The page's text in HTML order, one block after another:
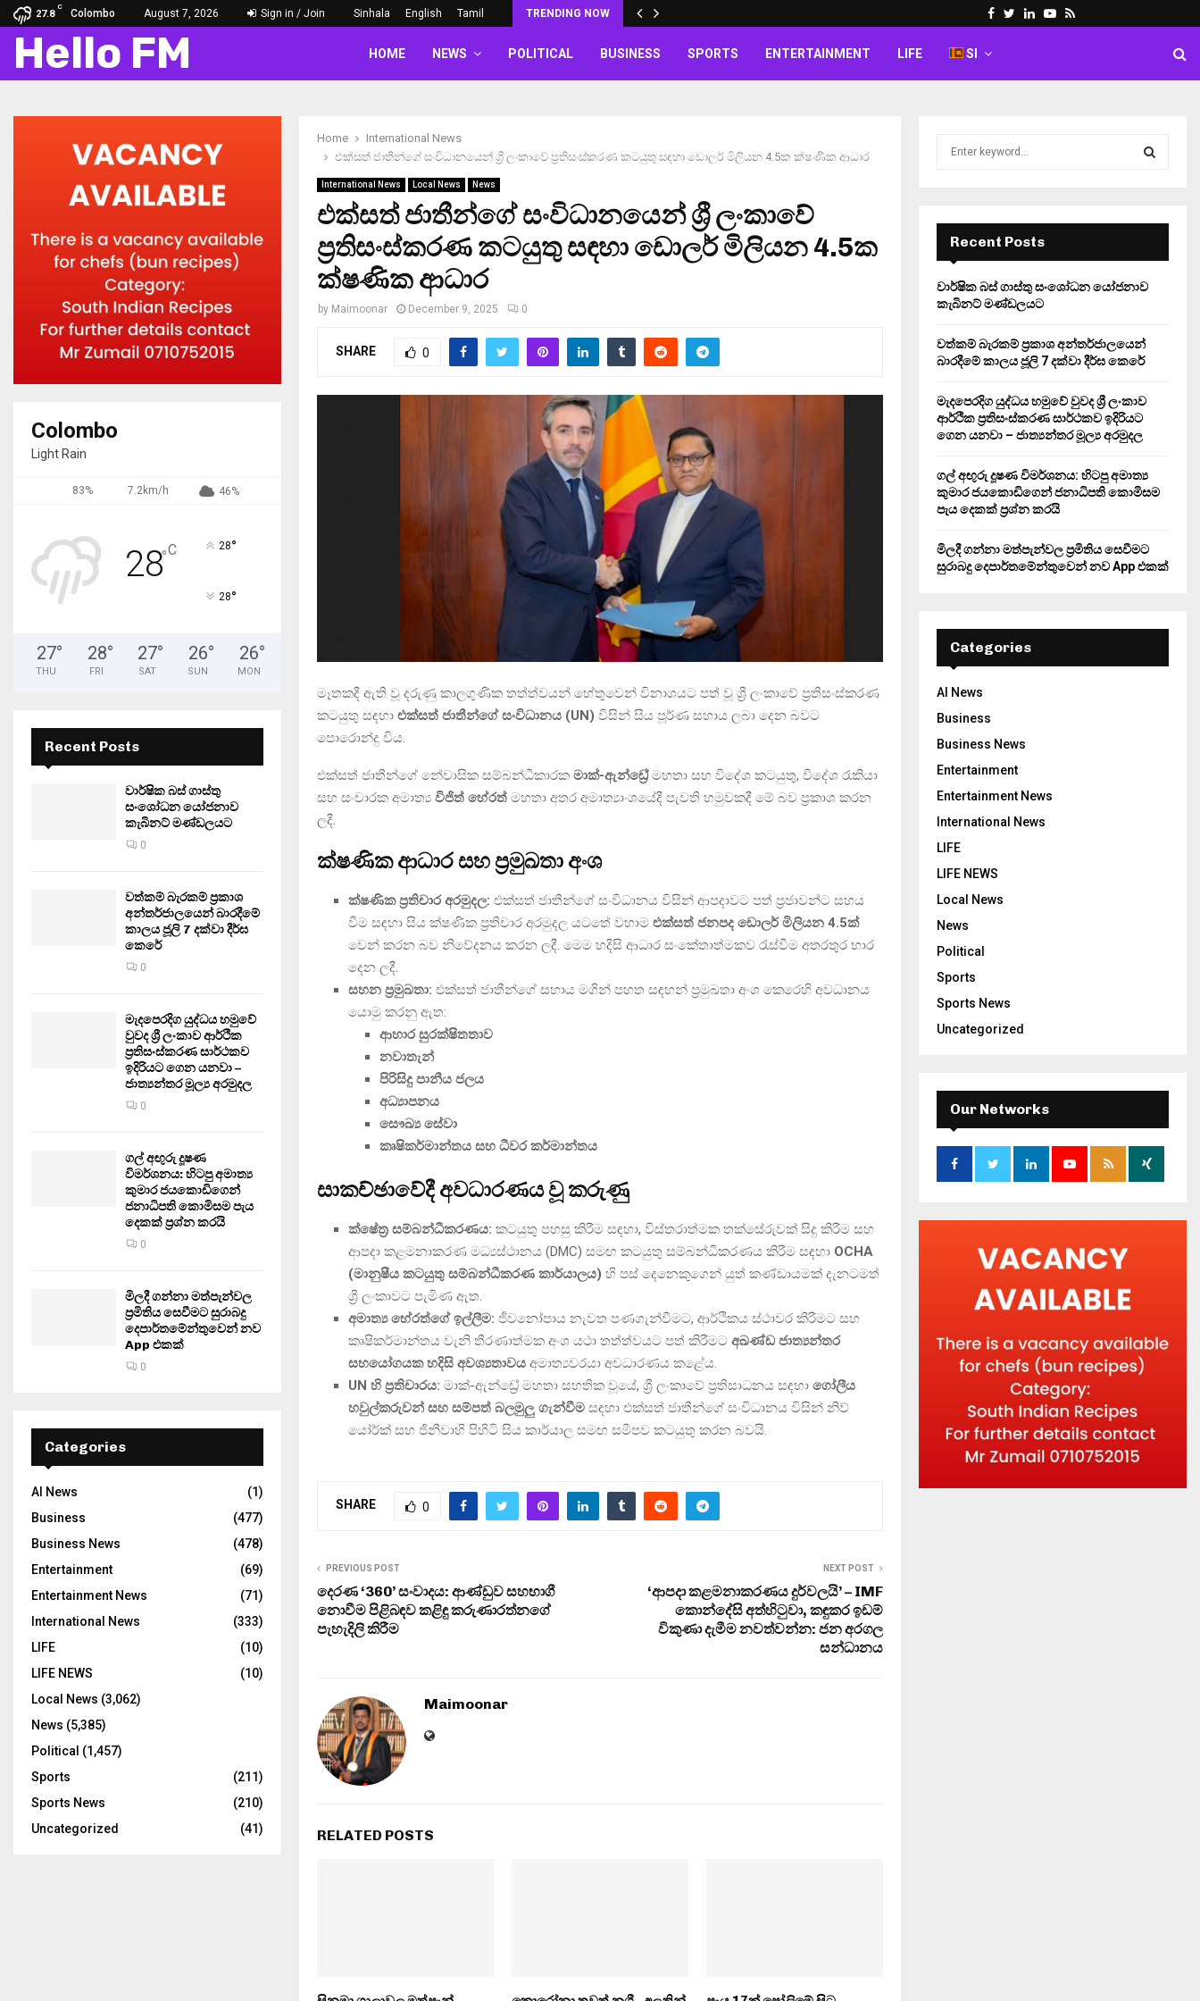
27.8
C
Colombo August 7, 2026 Sign in / Join Sinhala English Tamil TRENDING NOW Facebook
Twitter
LinkedinYoutube
Rss
Hello FM HOME NEWS POLITICAL BUSINESS SPORTS ENTERTAINMENT LIFE SI
Home
International News
එක්සත් ජාතීන්ගේ සංවිධානයෙන් ශ්‍රී ලංකාවේ ප්‍රතිසංස්කරණ කටයුතු සඳහා ඩොලර් මිලියන 4.5ක ක්ෂණික ආධාර
International News Local News News
එක්සත් ජාතීන්ගේ සංවිධානයෙන් ශ්‍රී ලංකාවේ
ප්‍රතිසංස්කරණ කටයුතු සඳහා ඩොලර් මිලියන 4.5ක
ක්ෂණික ආධාර
by Maimoonar December 9, 2025 0
SHARE 0
මෑතකදී ඇති වූ දරුණු කාලගුණික තත්ත්වයන් හේතුවෙන් විනාශයට පත් වූ ශ්‍රී ලංකාවේ ප්‍රතිසංස්කරණ
කටයුතු සඳහා එක්සත් ජාතීන්ගේ සංවිධානය (UN) විසින් සිය පූර්ණ සහාය ලබා දෙන බවට
පොරොන්දු විය.
එක්සත් ජාතීන්ගේ නේවාසික සම්බන්ධීකාරක මාක්-ඇන්ඩ්‍රේමහතා සහ විදේශ කටයුතු, විදේශ රැකියා
සහ සංචාරක අමාත්‍ය විජිත් හේරත් මහතා අතර අමාත්‍යාංශයේදී පැවති හමුවකදී මේ බව ප්‍රකාශ කරන
ලදී.
ක්ෂණික ආධාර සහ ප්‍රමුඛතා අංශ
ක්ෂණික ප්‍රතිචාර අරමුදල: එක්සත් ජාතීන්ගේ සංවිධානය විසින් ආපදාවට පත් ප්‍රජාවන්ට සහය
වීම සඳහා සිය ක්ෂණික ප්‍රතිචාර අරමුදල යටතේ වහාම එක්සත් ජනපද ඩොලර් මිලියන 4.5ක්
වෙන් කරන බව නිවේදනය කරන ලදී. මෙම හදිසි ආධාර සංකේතාත්මකව රැස්වීම අතරතුර භාර
දෙන ලදී.
සහන ප්‍රමුඛතා: එක්සත් ජාතීන්ගේ සහාය මගින් පහත සඳහන් ප්‍රමුඛතා අංශ කෙරෙහි අවධානය
යොමු කරනු ඇත:
ආහාර සුරක්ෂිතතාව
නවාතැන්
පිරිසිදු පානීය ජලය
අධ්‍යාපනය
සෞඛ්‍ය සේවා
කෘෂිකර්මාන්තය සහ ධීවර කර්මාන්තය
සාකච්ඡාවේදී අවධාරණය වූ කරුණු
ක්ෂේත්‍ර සම්බන්ධීකරණය: කටයුතු පහසු කිරීම සඳහා, විස්තරාත්මක තක්සේරුවක් සිදු කිරීම සහ
ආපදා කළමනාකරණ මධ්‍යස්ථානය (DMC) සමඟ කටයුතු සම්බන්ධීකරණය කිරීම සඳහා OCHA
(මානුෂීය කටයුතු සම්බන්ධීකරණ කාර්යාලය) හි පස් දෙනෙකුගෙන් යුත් කණ්ඩායමක් දැනටමත්
ශ්‍රී ලංකාවට පැමිණ ඇත.
අමාත්‍ය හේරත්ගේ ඉල්ලීම: ජීවනෝපාය නැවත පණගැන්වීමට, ආර්ථිකය ස්ථාවර කිරීමට සහ
කෘෂිකර්මාන්තය වැනි තීරණාත්මක අංශ යථා තත්ත්වයට පත් කිරීමට අඛණ්ඩ ජාත්‍යන්තර
සහයෝගයක හදිසි අවශ්‍යතාවය අමාත්‍යවරයා අවධාරණය කළේය.
UN හි ප්‍රතිචාරය: මාක්-ඇන්ඩ්‍රේ මහතා සහතික වූයේ, ශ්‍රී ලංකාවේ ප්‍රතිසාධනය සඳහා ගෝලීය
හවුල්කරුවන් සහ සම්පත් බලමුලු ගැන්වීම සඳහා එක්සත් ජාතීන්ගේ සංවිධානය විසින් නිව්
යෝර්ක් සහ ජිනීවාහි පිහිටි සිය කාර්යාල සමඟ සමීපව කටයුතු කරන බවයි.
SHARE 0
PREVIOUS POST
දෙරණ ‘360’ සංවාදය: ආණ්ඩුව සහභාගී
නොවීම පිළිබඳව කළිඳු කරුණාරත්නගේ
පැහැදිලි කිරීම
NEXT POST
‘ආපදා කළමනාකරණය දුර්වලයි’ – IMF
කොන්දේසි අත්හිටුවා, කඳුකර ඉඩම්
විකුණා දැමීම නවත්වන්න: ජන අරගල
සන්ධානය
Maimoonar
RELATED POSTS
Colombo
Light Rain
83% 7.2km/h 46%
28°C 28°
28°
27°
THU
28°
FRI
27°
SAT
26°
SUN
26°
MON
Recent Posts
වාර්ෂික බස් ගාස්තු
සංශෝධන යෝජනාව
කැබිනට් මණ්ඩලයට
0
වත්කම් බැරකම් ප්‍රකාශ
අන්තර්ජාලයෙන් බාරදීමේ
කාලය ජූලි 7 දක්වා දීර්ඝ
කෙරේ
0
මැදපෙරදිග යුද්ධය හමුවේ
වුවද ශ්‍රී ලංකාව ආර්ථික
ප්‍රතිසංස්කරණ සාර්ථකව
ඉදිරියට ගෙන යනවා –
ජාත්‍යන්තර මූල්‍ය අරමුදල
0
ගල් අඟුරු දූෂණ
විමර්ශනය: හිටපු අමාත්‍ය
කුමාර ජයකොඩිගෙන්
ජනාධිපති කොමිසම පැය
දෙකක් ප්‍රශ්න කරයි
0
මිලදී ගන්නා මත්පැන්වල
ප්‍රමිතිය සෙවීමට සුරාබදු
දෙපාර්තමේන්තුවෙන් නව
App එකක්
0
Categories
AI News
(1)
Business
(477)
Business News
(478)
Entertainment
(69)
Entertainment News
(71)
International News
(333)
LIFE
(10)
LIFE NEWS
(10)
Local News (3,062)
News (5,385)
Political (1,457)
Sports
(211)
Sports News
(210)
Uncategorized
(41)
r
:
E
A
R
H
Recent Posts
වාර්ෂික බස් ගාස්තු සංශෝධන යෝජනාව
කැබිනට් මණ්ඩලයට
වත්කම් බැරකම් ප්‍රකාශ අන්තර්ජාලයෙන්
බාරදීමේ කාලය ජූලි 7 දක්වා දීර්ඝ කෙරේ
මැදපෙරදිග යුද්ධය හමුවේ වුවද ශ්‍රී ලංකාව
ආර්ථික ප්‍රතිසංස්කරණ සාර්ථකව ඉදිරියට
ගෙන යනවා – ජාත්‍යන්තර මූල්‍ය අරමුදල
ගල් අඟුරු දූෂණ විමර්ශනය: හිටපු අමාත්‍ය
කුමාර ජයකොඩිගෙන් ජනාධිපති කොමිසම
පැය දෙකක් ප්‍රශ්න කරයි
මිලදී ගන්නා මත්පැන්වල ප්‍රමිතිය සෙවීමට
සුරාබදු දෙපාර්තමේන්තුවෙන් නව App එකක්
Categories
AI News
Business
Business News
Entertainment
Entertainment News
International News
LIFE
LIFE NEWS
Local News
News
Political
Sports
Sports News
Uncategorized
Our Networks